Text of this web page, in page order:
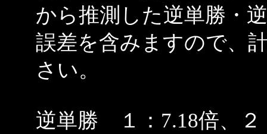
から推測した逆単勝・
誤差を含みますので、
さい。
逆単勝 １：7.18倍、２